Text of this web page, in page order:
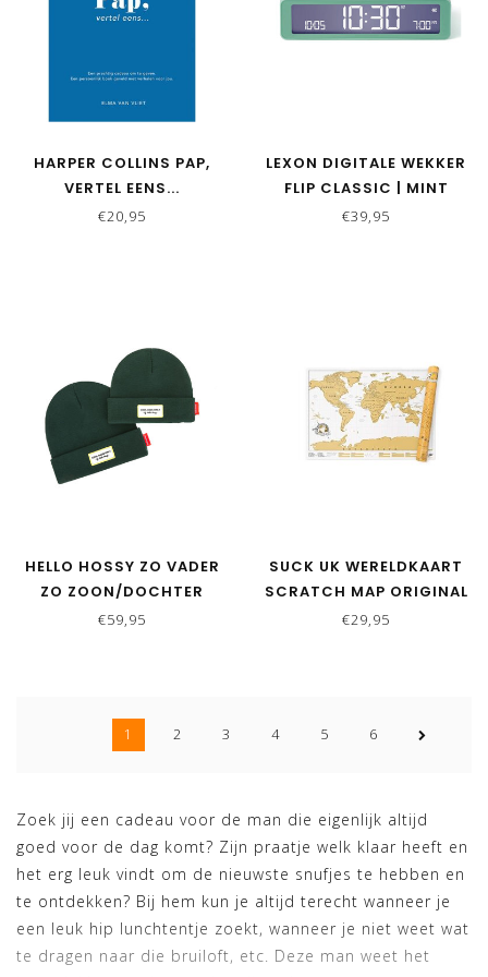
HARPER COLLINS PAP,
VERTEL EENS...
€20,95
LEXON DIGITALE WEKKER
FLIP CLASSIC | MINT
€39,95
HELLO HOSSY ZO VADER
ZO ZOON/DOCHTER
MATCHING MUTSEN-
€59,95
SUCK UK WERELDKAART
SCRATCH MAP ORIGINAL
€29,95
1 2 3 4 5 6
Zoek jij een cadeau voor de man die eigenlijk altijd
goed voor de dag komt? Zijn praatje welk klaar heeft en
het erg leuk vindt om de nieuwste snufjes te hebben en
te ontdekken? Bij hem kun je altijd terecht wanneer je
een leuk hip lunchtentje zoekt, wanneer je niet weet wat
te dragen naar die bruiloft, etc. Deze man weet het